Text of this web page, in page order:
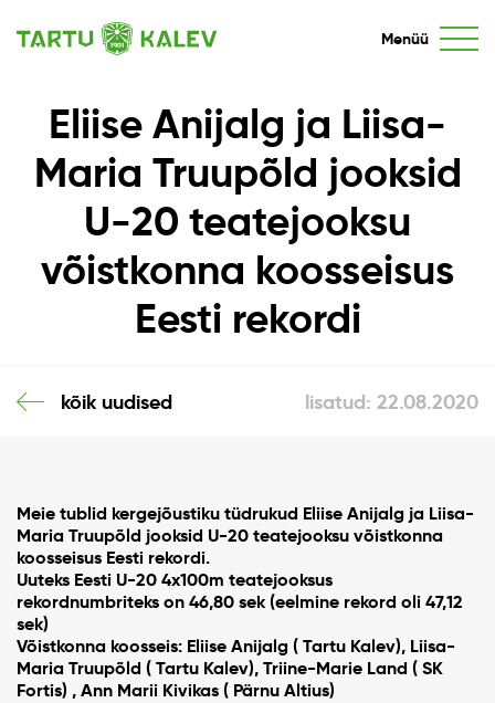
Menüü
Eliise Anijalg ja Liisa-
Maria Truupõld jooksid
U-20 teatejooksu
võistkonna koosseisus
Eesti rekordi
kõik uudised lisatud: 22.08.2020
Meie tublid kergejõustiku tüdrukud Eliise Anijalg ja Liisa-
Maria Truupõld jooksid U-20 teatejooksu võistkonna
koosseisus Eesti rekordi.
Uuteks Eesti U-20 4x100m teatejooksus
rekordnumbriteks on 46,80 sek (eelmine rekord oli 47,12
sek)
Võistkonna koosseis: Eliise Anijalg ( Tartu Kalev), Liisa-
Maria Truupõld ( Tartu Kalev), Triine-Marie Land ( SK
Fortis) , Ann Marii Kivikas ( Pärnu Altius)